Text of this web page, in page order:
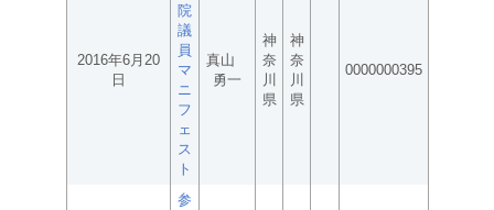
2016年6月20
日
院
議
員
マ
ニ
フ
ェ
ス
ト
真山
勇一
神
奈
川
県
神
奈
川
県
0000000395
参